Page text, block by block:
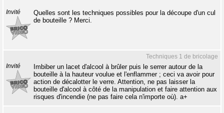
Invité
Quelles sont les techniques possibles pour la découpe d'un cul
de bouteille ? Merci.
Techniques 1 de bricolage
Invité
Imbiber un lacet d'alcool à brûler puis le serrer autour de la
bouteille à la hauteur voulue et l'enflammer ; ceci va avoir pour
action de décalotter le verre. Attention, ne pas laisser la
bouteille d'alcool à côté de la manipulation et faire attention aux
risques d'incendie (ne pas faire cela n'importe où). a+